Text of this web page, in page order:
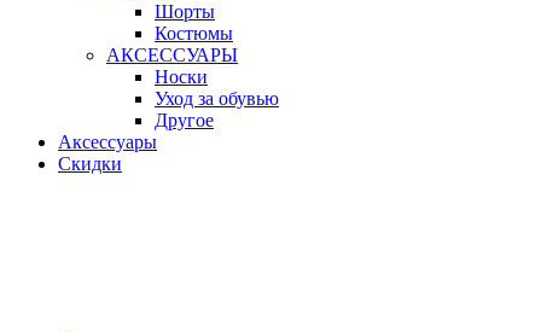
Шорты
Костюмы
АКСЕССУАРЫ
Носки
Уход за обувью
Другое
Аксессуары
Скидки